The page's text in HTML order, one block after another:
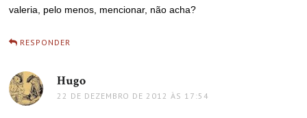
valeria, pelo menos, mencionar, não acha?
RESPONDER
Hugo
22 DE DEZEMBRO DE 2012 ÀS 17:54